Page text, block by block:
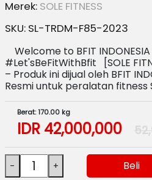
Merek: SOLE FITNESS
SKU: SL-TRDM-F85-2023
Welcome to BFIT
#Let'sBeFitWithBfit [SOLE
– Produk ini dijual oleh BFIT
Resmi untuk peralatan fitness
Berat: 170.00 kg
IDR 42,000,000
Beli